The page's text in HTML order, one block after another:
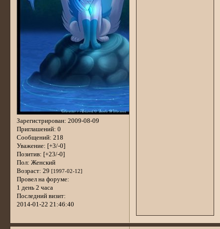
Зарегистрирован: 2009-08-09
Приглашений: 0
Сообщений: 218
Уважение: [+3/-0]
Позитив: [+23/-0]
Пол: Женский
Возраст: 29 [1997-02-12]
Провел на форуме:
1 день 2 часа
Последний визит:
2014-01-22 21:46:40